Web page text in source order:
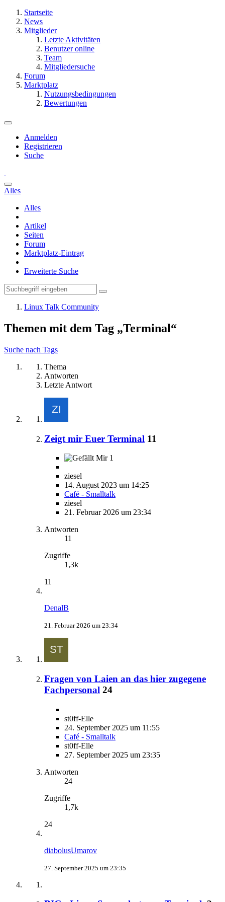
Startseite
News
Mitglieder
Letzte Aktivitäten
Benutzer online
Team
Mitgliedersuche
Forum
Marktplatz
Nutzungsbedingungen
Bewertungen
Anmelden
Registrieren
Suche
Alles
Alles
Artikel
Seiten
Forum
Marktplatz-Eintrag
Erweiterte Suche
Linux Talk Community
Themen mit dem Tag „Terminal“
Suche nach Tags
Thema
Antworten
Letzte Antwort
Zeigt mir Euer Terminal 11
1
ziesel
14. August 2023 um 14:25
Café - Smalltalk
ziesel
21. Februar 2026 um 23:34
Antworten
11
Zugriffe
1,3k
11
DenalB
21. Februar 2026 um 23:34
Fragen von Laien an das hier zugegene
Fachpersonal 24
st0ff-Elle
24. September 2025 um 11:55
Café - Smalltalk
st0ff-Elle
27. September 2025 um 23:35
Antworten
24
Zugriffe
1,7k
24
diabolusUmarov
27. September 2025 um 23:35